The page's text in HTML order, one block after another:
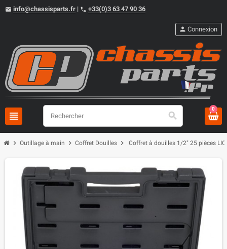
email info@chassisparts.fr | phone +33(0)3 63 47 90 36
view_headline search
person Connexion
0
chevron_right Outillage à main chevron_right Coffret Douilles chevron_right Coffret à douilles 1/2" 25 pièces